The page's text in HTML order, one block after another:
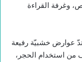
وغرفة القراءة
عوارض خشبيّة رفيعة
من استخدام الحجر،